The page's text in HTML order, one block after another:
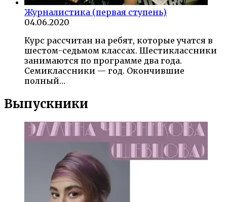
Журналистика (первая ступень)
04.06.2020
Курс рассчитан на ребят, которые учатся в
шестом-седьмом классах. Шестиклассники
занимаются по программе два года.
Семиклассники — год. Окончившие
полный…
Выпускники